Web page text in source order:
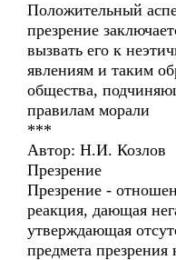
Положительный
презрение
вызвать его к
явлениям и таким
общества,
правилам морали
***
Автор: Н.И. Козлов
Презрение
Презрение -
реакция, дающая
утверждающая
предмета